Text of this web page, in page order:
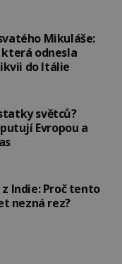
Mikuláše:
odnesla
do Itálie
světců?
Evropou a
Indie: Proč tento
nezná rez?